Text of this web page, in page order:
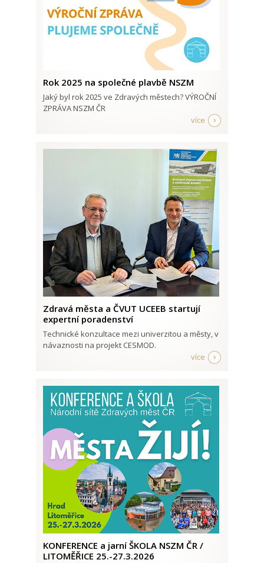
Rok 2025 na společné plavbě NSZM
Jaký byl rok 2025 ve Zdravých městech? VÝROČNÍ
ZPRÁVA NSZM ČR
více
Zdravá města a ČVUT UCEEB startují
expertní poradenství
Technické konzultace mezi univerzitou a městy, v
návaznosti na projekt CESMOD.
více
KONFERENCE a jarní ŠKOLA NSZM ČR /
LITOMĚŘICE 25.-27.3.2026